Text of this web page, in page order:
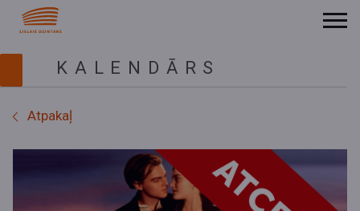
KALENDĀRS
Atpakaļ